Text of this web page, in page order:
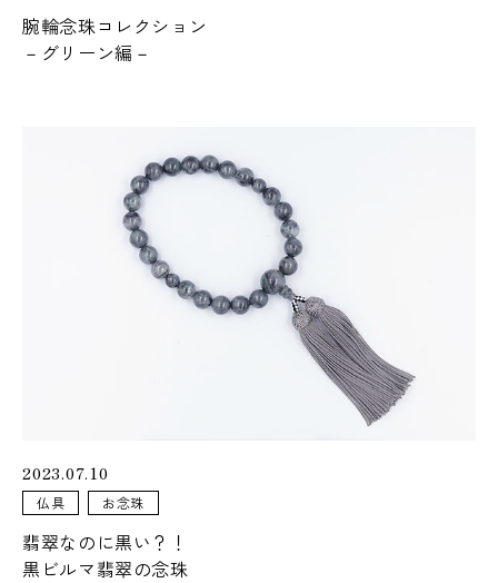
定休日 火曜日・水曜日
腕輪念珠コレクション
－グリーン編－
2023.07.10
仏具 お念珠
翡翠なのに黒い？！
黒ビルマ翡翠の念珠